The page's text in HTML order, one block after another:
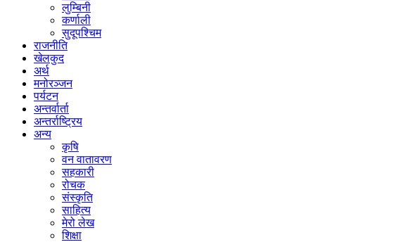
लुम्बिनी
कर्णाली
सुदूपश्‍चिम
राजनीति
खेलकुद
अर्थ
मनोरञ्‍जन
पर्यटन
अन्तर्वार्ता
अन्तर्राष्‍ट्रिय
अन्य
कृषि
वन वातावरण
सहकारी
रोचक
संस्कृति
साहित्य
मेरो लेख
शिक्षा